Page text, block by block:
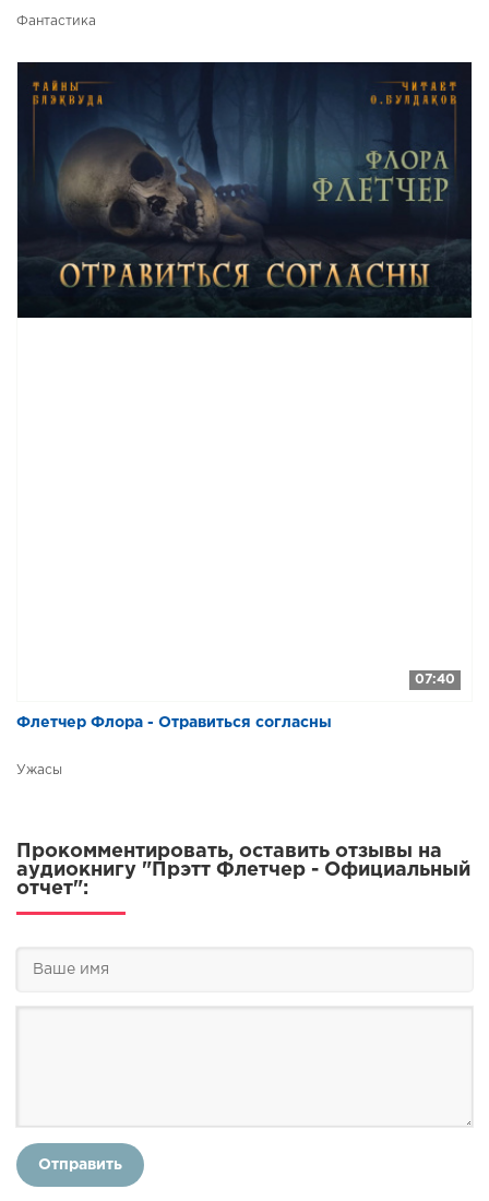
Фантастика
07:40
Флетчер Флора - Отравиться согласны
Ужасы
Прокомментировать, оставить отзывы на
аудиокнигу "Прэтт Флетчер - Официальный
отчет":
Отправить